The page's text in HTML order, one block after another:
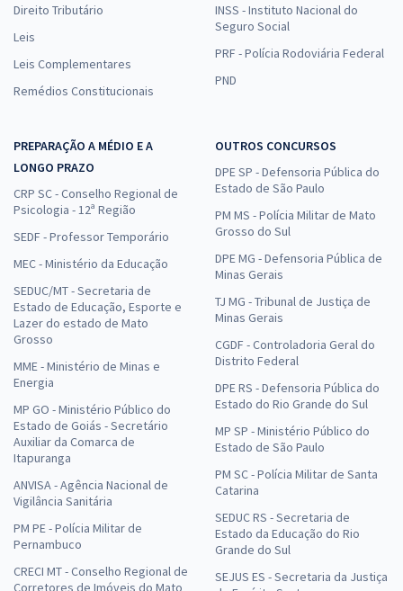
Direito Tributário
Leis
Leis Complementares
Remédios Constitucionais
INSS - Instituto Nacional do
Seguro Social
PRF - Polícia Rodoviária Federal
PND
PREPARAÇÃO A MÉDIO E A
LONGO PRAZO
CRP SC - Conselho Regional de
Psicologia - 12ª Região
SEDF - Professor Temporário
MEC - Ministério da Educação
SEDUC/MT - Secretaria de
Estado de Educação, Esporte e
Lazer do estado de Mato
Grosso
MME - Ministério de Minas e
Energia
MP GO - Ministério Público do
Estado de Goiás - Secretário
Auxiliar da Comarca de
Itapuranga
ANVISA - Agência Nacional de
Vigilância Sanitária
PM PE - Polícia Militar de
Pernambuco
CRECI MT - Conselho Regional de
Corretores de Imóveis do Mato
OUTROS CONCURSOS
DPE SP - Defensoria Pública do
Estado de São Paulo
PM MS - Polícia Militar de Mato
Grosso do Sul
DPE MG - Defensoria Pública de
Minas Gerais
TJ MG - Tribunal de Justiça de
Minas Gerais
CGDF - Controladoria Geral do
Distrito Federal
DPE RS - Defensoria Pública do
Estado do Rio Grande do Sul
MP SP - Ministério Público do
Estado de São Paulo
PM SC - Polícia Militar de Santa
Catarina
SEDUC RS - Secretaria de
Estado da Educação do Rio
Grande do Sul
SEJUS ES - Secretaria da Justiça